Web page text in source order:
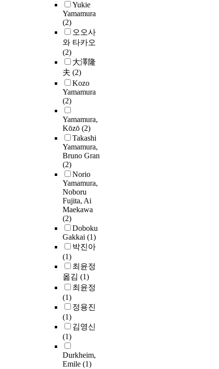
Yukie
Yamamura
(2)
오오사
와 타카오
(2)
大澤隆
夫 (2)
Kozo
Yamamura
(2)
Yamamura,
Kōzō (2)
Takashi
Yamamura,
Bruno Gran
(2)
Norio
Yamamura,
Noboru
Fujita, Ai
Maekawa
(2)
Doboku
Gakkai (1)
박진아
(1)
최윤정
옮김 (1)
최윤정
(1)
정용진
(1)
김영신
(1)
Durkheim,
Emile (1)